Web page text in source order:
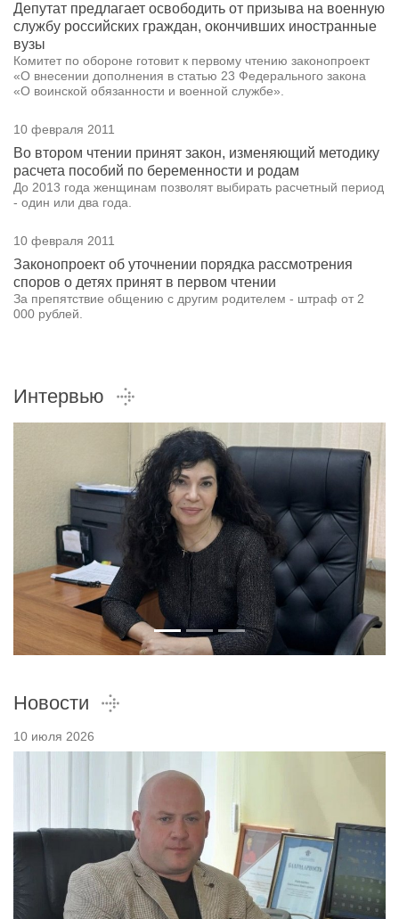
Депутат предлагает освободить от призыва на военную
службу российских граждан, окончивших иностранные
вузы
Комитет по обороне готовит к первому чтению законопроект
«О внесении дополнения в статью 23 Федерального закона
«О воинской обязанности и военной службе».
10 февраля 2011
Во втором чтении принят закон, изменяющий методику
расчета пособий по беременности и родам
До 2013 года женщинам позволят выбирать расчетный период
- один или два года.
10 февраля 2011
Законопроект об уточнении порядка рассмотрения
споров о детях принят в первом чтении
За препятствие общению с другим родителем - штраф от 2
000 рублей.
Интервью
Новости
10 июля 2026